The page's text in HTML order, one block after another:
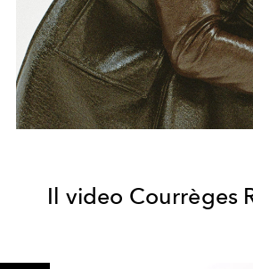
Il video Courrèges